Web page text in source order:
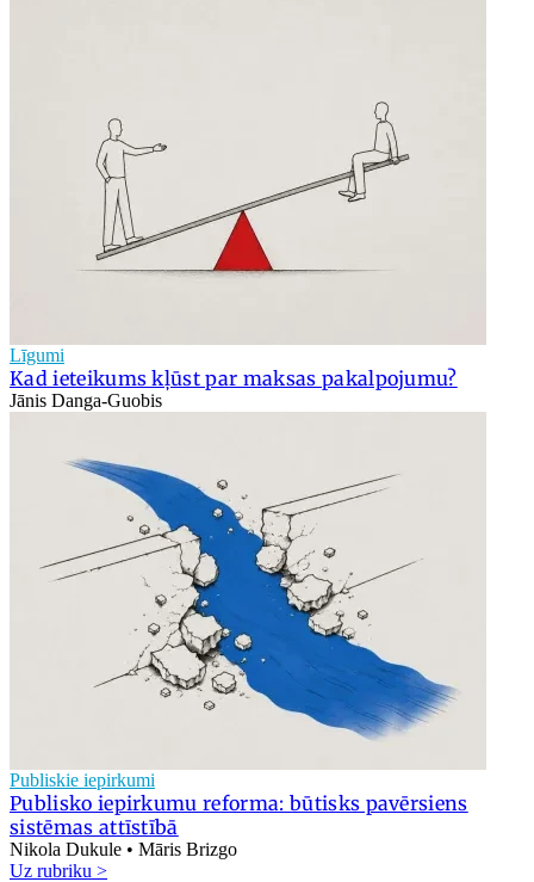
Līgumi
Kad ieteikums kļūst par maksas pakalpojumu?
Jānis Danga-Guobis
Publiskie iepirkumi
Publisko iepirkumu reforma: būtisks pavērsiens
sistēmas attīstībā
Nikola Dukule • Māris Brizgo
Uz rubriku >